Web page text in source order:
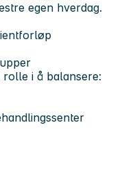
egen hverdag.
i å balansere: